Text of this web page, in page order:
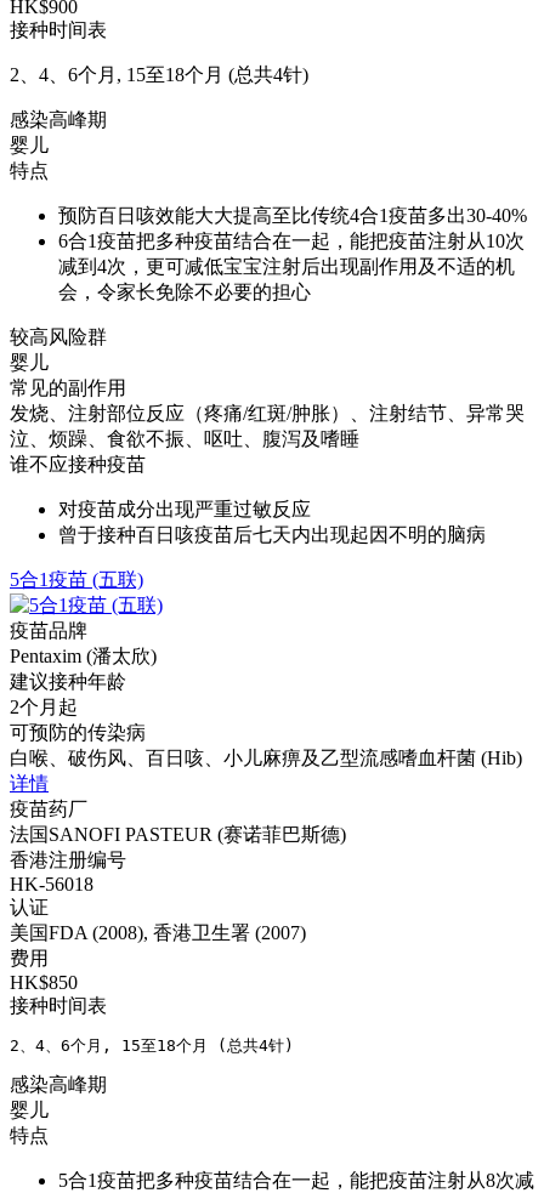
HK$900
接种时间表
2、4、6个月, 15至18个月 (总共4针)
感染高峰期
婴儿
特点
预防百日咳效能大大提高至比传统4合1疫苗多出30-40%
6合1疫苗把多种疫苗结合在一起，能把疫苗注射从10次
减到4次，更可减低宝宝注射后出现副作用及不适的机
会，令家长免除不必要的担心
较高风险群
婴儿
常见的副作用
发烧、注射部位反应（疼痛/红斑/肿胀）、注射结节、异常哭
泣、烦躁、食欲不振、呕吐、腹泻及嗜睡
谁不应接种疫苗
对疫苗成分出现严重过敏反应
曾于接种百日咳疫苗后七天内出现起因不明的脑病
5合1疫苗 (五联)
疫苗品牌
Pentaxim (潘太欣)
建议接种年龄
2个月起
可预防的传染病
白喉、破伤风、百日咳、小儿麻痹及乙型流感嗜血杆菌 (Hib)
详情
疫苗药厂
法国SANOFI PASTEUR (赛诺菲巴斯德)
香港注册编号
HK-56018
认证
美国FDA (2008), 香港卫生署 (2007)
费用
HK$850
接种时间表
2、4、6个月, 15至18个月 (总共4针)
感染高峰期
婴儿
特点
5合1疫苗把多种疫苗结合在一起，能把疫苗注射从8次减